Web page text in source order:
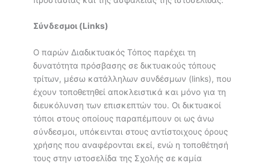
Σύνδεσμοι (Links)
Ο παρών Διαδικτυακός Τόπος παρέχει τη
δυνατότητα πρόσβασης σε δικτυακούς τόπους
τρίτων, μέσω κατάλληλων συνδέσμων (links), που
έχουν τοποθετηθεί αποκλειστικά και μόνο για τη
διευκόλυνση των επισκεπτών του. Οι δικτυακοί
τόποι στους οποίους παραπέμπουν οι ως άνω
σύνδεσμοι, υπόκεινται στους αντίστοιχους όρους
χρήσης που αναφέρονται εκεί, ενώ η τοποθέτησή
τους στην ιστοσελίδα της Σχολής σε καμία